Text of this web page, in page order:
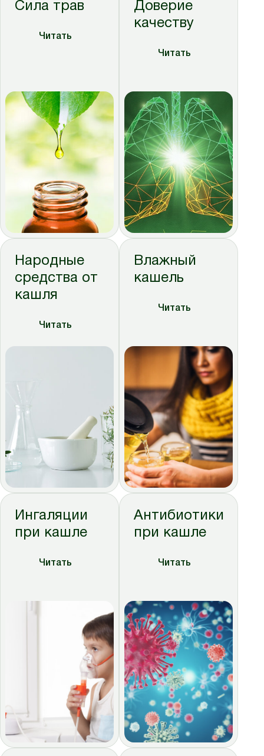
Сила трав
Читать
Доверие
качеству
Читать
Народные
средства от
кашля
Читать
Влажный
кашель
Читать
Ингаляции
при кашле
Читать
Антибиотики
при кашле
Читать